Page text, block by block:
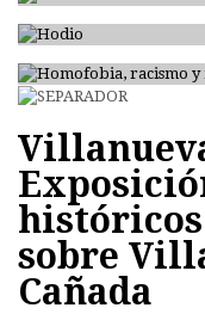
sobre
Cañada